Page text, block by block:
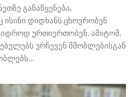
განაწყენება,
ისინი დიდხანს ცხოვრობენ
ურთიერთობენ. ამიტომ,
ურჩევენ მშობლებისგან